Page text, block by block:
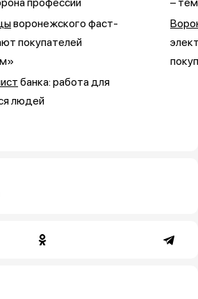
воронежского фаст-
покупателей
банка: работа для
людей